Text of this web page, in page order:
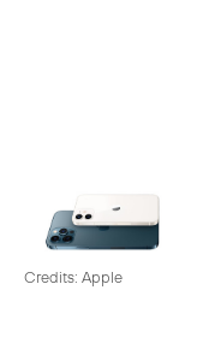
Credits: Apple